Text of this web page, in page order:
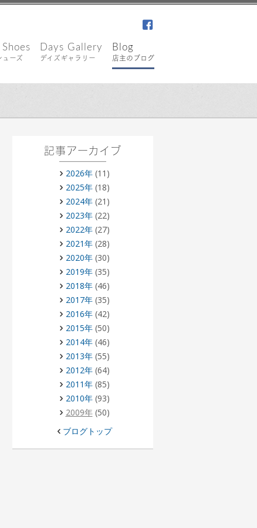
Shoes
ューズ
Days Gallery
デイズギャラリー
Blog
店主のブログ
記事アーカイブ
2026年(11)
2025年(18)
2024年(21)
2023年(22)
2022年(27)
2021年(28)
2020年(30)
2019年(35)
2018年(46)
2017年(35)
2016年(42)
2015年(50)
2014年(46)
2013年(55)
2012年(64)
2011年(85)
2010年(93)
2009年(50)
ブログトップ